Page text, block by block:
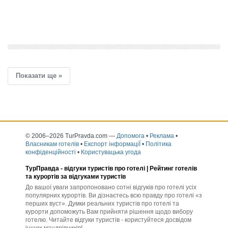
Показати ще »
© 2006–2026 TurPravda.com — Допомога • Реклама •
Власникам готелів • Експорт інформаціЇ • Політика
конфіденційності • Користувацька угода
ТурПравда - відгуки туристів про готелі | Рейтинг готелів
та курортів за відгуками туристів
До вашої уваги запропоновано сотні відгуків про готелі усіх
популярних курортів. Ви дізнаєтесь всю правду про готелі «з
перших вуст». Думки реальних туристів про готелі та
курорти допоможуть Вам прийняти рішення щодо вибору
готелю. Читайте відгуки туристів - користуйтеся досвідом